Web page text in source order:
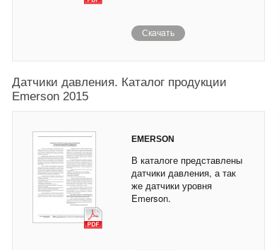
Скачать
Датчики давления. Каталог продукции
Emerson 2015
EMERSON
В каталоге представлены
датчики давления, а так
же датчики уровня
Emerson.